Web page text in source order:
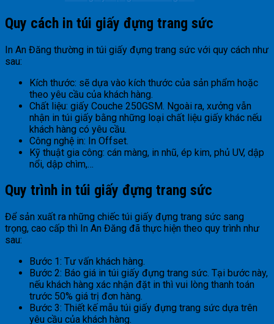
Quy cách in túi giấy đựng trang sức
In An Đăng thường in túi giấy đựng trang sức với quy cách như
sau:
Kích thước: sẽ dựa vào kích thước của sản phẩm hoặc
theo yêu cầu của khách hàng.
Chất liệu: giấy Couche 250GSM. Ngoài ra, xưởng vẫn
nhận in túi giấy bằng những loại chất liệu giấy khác nếu
khách hàng có yêu cầu.
Công nghệ in: In Offset.
Kỹ thuật gia công: cán màng, in nhũ, ép kim, phủ UV, dập
nổi, dập chìm,…
Quy trình in túi giấy đựng trang sức
Để sản xuất ra những chiếc túi giấy đựng trang sức sang
trọng, cao cấp thì In An Đăng đã thực hiện theo quy trình như
sau:
Bước 1: Tư vấn khách hàng.
Bước 2: Báo giá in túi giấy đựng trang sức. Tại bước này,
nếu khách hàng xác nhận đặt in thì vui lòng thanh toán
trước 50% giá trị đơn hàng.
Bước 3: Thiết kế mẫu túi giấy đựng trang sức dựa trên
yêu cầu của khách hàng.